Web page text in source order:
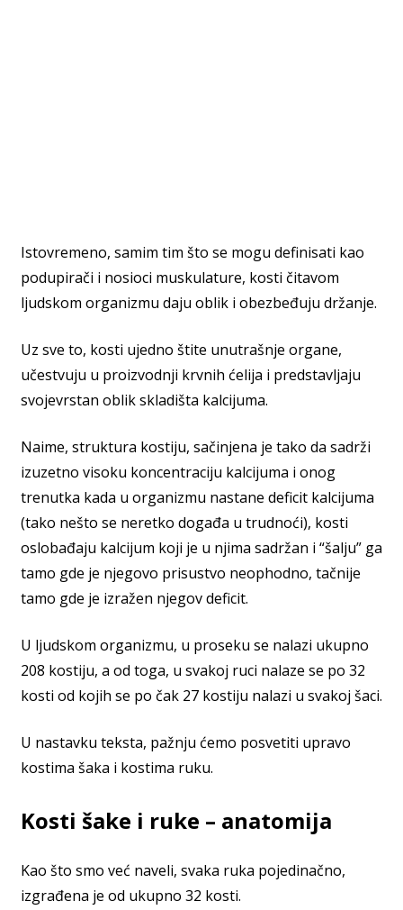
Istovremeno, samim tim što se mogu definisati kao
podupirači i nosioci muskulature, kosti čitavom
ljudskom organizmu daju oblik i obezbeđuju držanje.
Uz sve to, kosti ujedno štite unutrašnje organe,
učestvuju u proizvodnji krvnih ćelija i predstavljaju
svojevrstan oblik skladišta kalcijuma.
Naime, struktura kostiju, sačinjena je tako da sadrži
izuzetno visoku koncentraciju kalcijuma i onog
trenutka kada u organizmu nastane deficit kalcijuma
(tako nešto se neretko događa u trudnoći), kosti
oslobađaju kalcijum koji je u njima sadržan i “šalju” ga
tamo gde je njegovo prisustvo neophodno, tačnije
tamo gde je izražen njegov deficit.
U ljudskom organizmu, u proseku se nalazi ukupno
208 kostiju, a od toga, u svakoj ruci nalaze se po 32
kosti od kojih se po čak 27 kostiju nalazi u svakoj šaci.
U nastavku teksta, pažnju ćemo posvetiti upravo
kostima šaka i kostima ruku.
Kosti šake i ruke – anatomija
Kao što smo već naveli, svaka ruka pojedinačno,
izgrađena je od ukupno 32 kosti.